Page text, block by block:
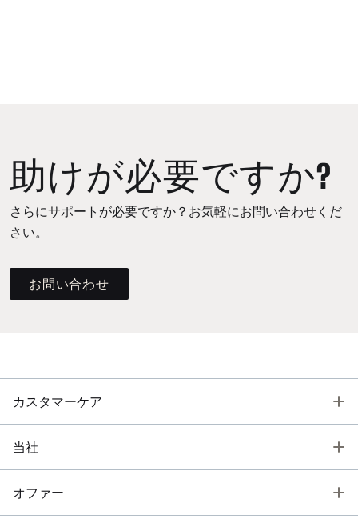
助けが必要ですか?
さらにサポートが必要ですか？お気軽にお問い合わせくだ
さい。
お問い合わせ
カスタマーケア
当社
オファー